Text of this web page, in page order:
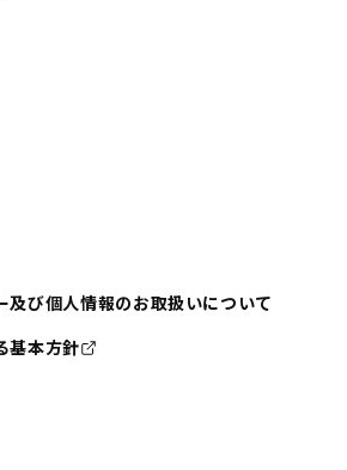
及び個人情報のお取扱いについて
基本方針